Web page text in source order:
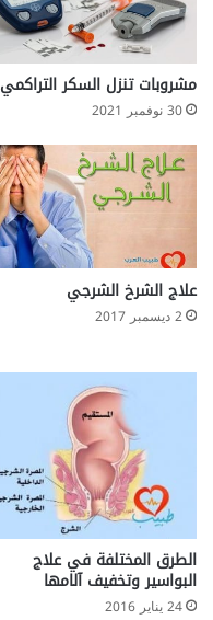
م
ع
ج
و
ب
ي
ع
ل
مشروبات تنزل السكر التراكمي
30 نوفمبر 2021
علاج الشرخ الشرجي
2 ديسمبر 2017
الطرق المختلفة في علاج
البواسير وتخفيف آلامها
24 يناير 2016